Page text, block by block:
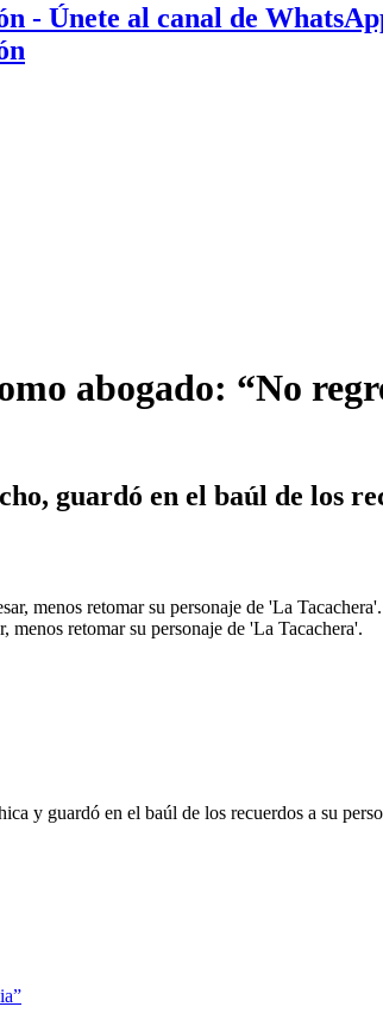
- Únete al canal de
abogado: “No
guardó en el baúl de los
retomar su personaje de 'La Tacachera'.
y guardó en el baúl de los recuerdos a su